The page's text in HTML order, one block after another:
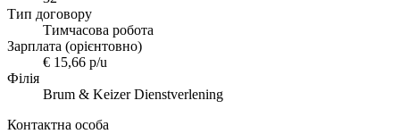
Тип договору
Тимчасова робота
Зарплата (орієнтовно)
€ 15,66 p/u
Філія
Brum & Keizer Dienstverlening
Контактна особа